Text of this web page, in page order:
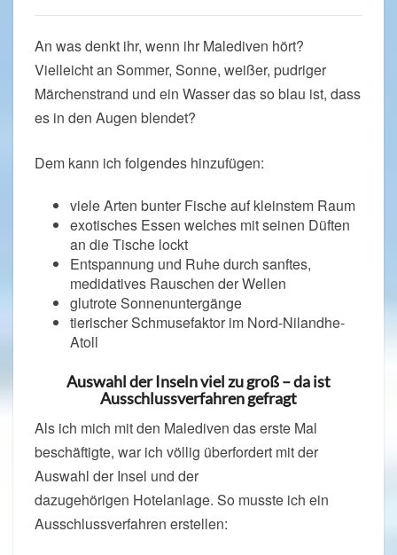
An was denkt ihr, wenn ihr Malediven hört?
Vielleicht an Sommer, Sonne, weißer, pudriger
Märchenstrand und ein Wasser das so blau ist, dass
es in den Augen blendet?
Dem kann ich folgendes hinzufügen:
viele Arten bunter Fische auf kleinstem Raum
exotisches Essen welches mit seinen Düften
an die Tische lockt
Entspannung und Ruhe durch sanftes,
medidatives Rauschen der Wellen
glutrote Sonnenuntergänge
tierischer Schmusefaktor im Nord-Nilandhe-
Atoll
Auswahl der Inseln viel zu groß – da ist
Ausschlussverfahren gefragt
Als ich mich mit den Malediven das erste Mal
beschäftigte, war ich völlig überfordert mit der
Auswahl der Insel und der
dazugehörigen Hotelanlage. So musste ich ein
Ausschlussverfahren erstellen: